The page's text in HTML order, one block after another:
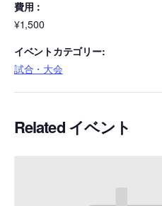
費用：
¥1,500
イベントカテゴリー:
試合・大会
Related イベント